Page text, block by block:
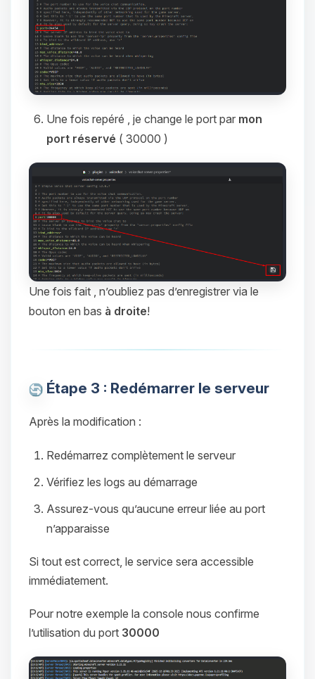
Une fois repéré , je change le port par mon
port réservé ( 30000 )
Une fois fait , n’oubliez pas d’enregistrer via le
bouton en bas à droite!
Étape 3 : Redémarrer le serveur
Après la modification :
Redémarrez complètement le serveur
Vérifiez les logs au démarrage
Assurez-vous qu’aucune erreur liée au port
n’apparaisse
Si tout est correct, le service sera accessible
immédiatement.
Pour notre exemple la console nous confirme
l’utilisation du port 30000